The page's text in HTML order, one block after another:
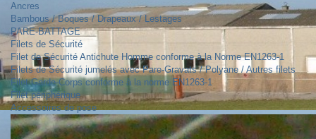
Ancres
Bambous / Boques / Drapeaux / Lestages
PARE-BATTAGE
Filets de Sécurité
Filet de Sécurité Antichute Homme conforme à la Norme EN1263-1
Filets de Sécurité jumelés avec Pare-Gravats / Polyane / Autres filets
Filet Garde-Corps conforme à la norme EN1263-1
Filet périphérique
Accessoires de pose